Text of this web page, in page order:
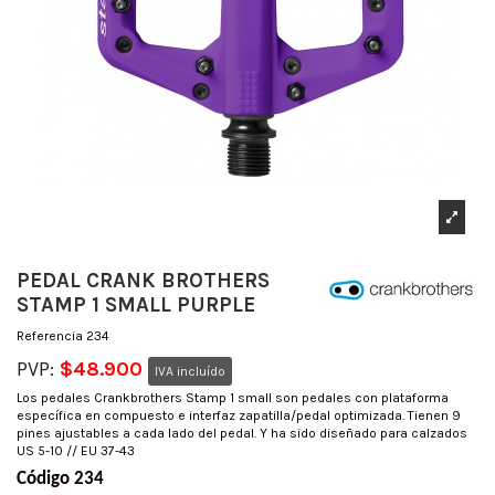
PEDAL CRANK BROTHERS
STAMP 1 SMALL PURPLE
Referencia 234
PVP: $48.900
IVA incluído
Los pedales Crankbrothers Stamp 1 small son pedales con plataforma
específica en compuesto e interfaz zapatilla/pedal optimizada. Tienen 9
pines ajustables a cada lado del pedal. Y ha sido diseñado para calzados
US 5-10 // EU 37-43
Código 234